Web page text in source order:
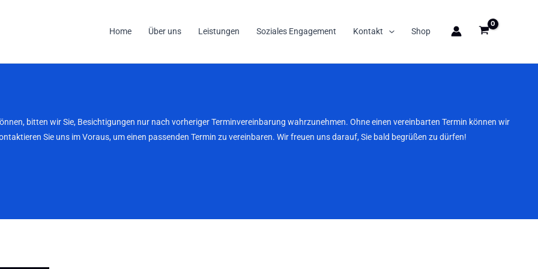
Home Über uns Leistungen Soziales Engagement Kontakt Shop
bitten wir Sie, Besichtigungen nur nach vorheriger Terminvereinbarung wahrzunehmen. Ohne einen vereinbarten Termin können wir
Sie uns im Voraus, um einen passenden Termin zu vereinbaren. Wir freuen uns darauf, Sie bald begrüßen zu dürfen!